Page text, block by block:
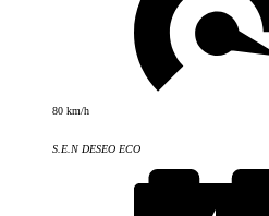
80 km/h
S.E.N DESEO ECO